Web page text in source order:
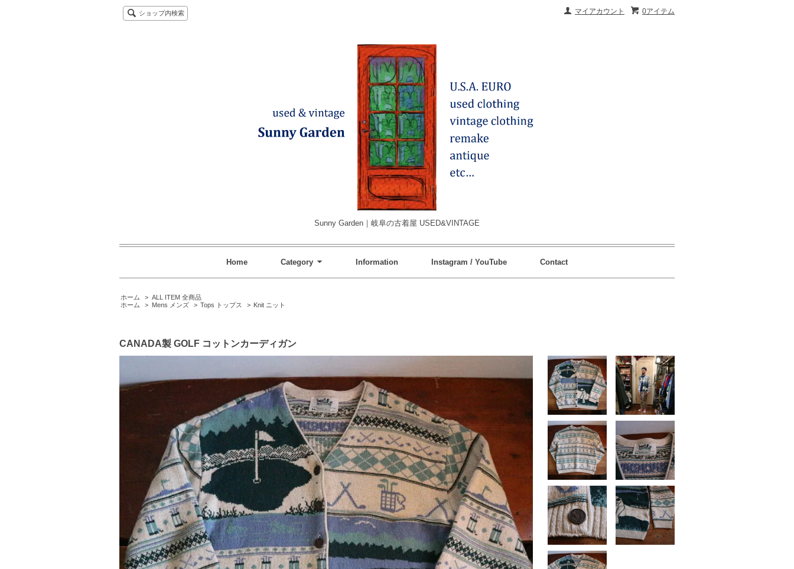
0アイテム
マイアカウント
ショップ内検索
Sunny Garden｜岐阜の古着屋 USED&VINTAGE
Home Category Information Instagram / YouTube Contact
ホーム > ALL ITEM 全商品
ホーム
> Mens メンズ > Tops トップス > Knit ニット
CANADA製 GOLF コットンカーディガン